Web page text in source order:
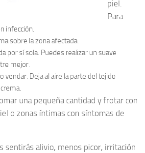
infección.
sobre la zona afectada.
por sí sola. Puedes realizar un suave
mejor.
vendar. Deja al aire la parte del tejido
piel.
Para
una pequeña cantidad y frotar con
o zonas íntimas con síntomas de
sentirás alivio, menos picor, irritación